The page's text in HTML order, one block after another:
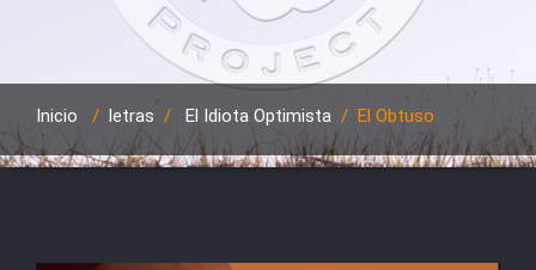
Inicio / letras / El Idiota Optimista / El Obtuso